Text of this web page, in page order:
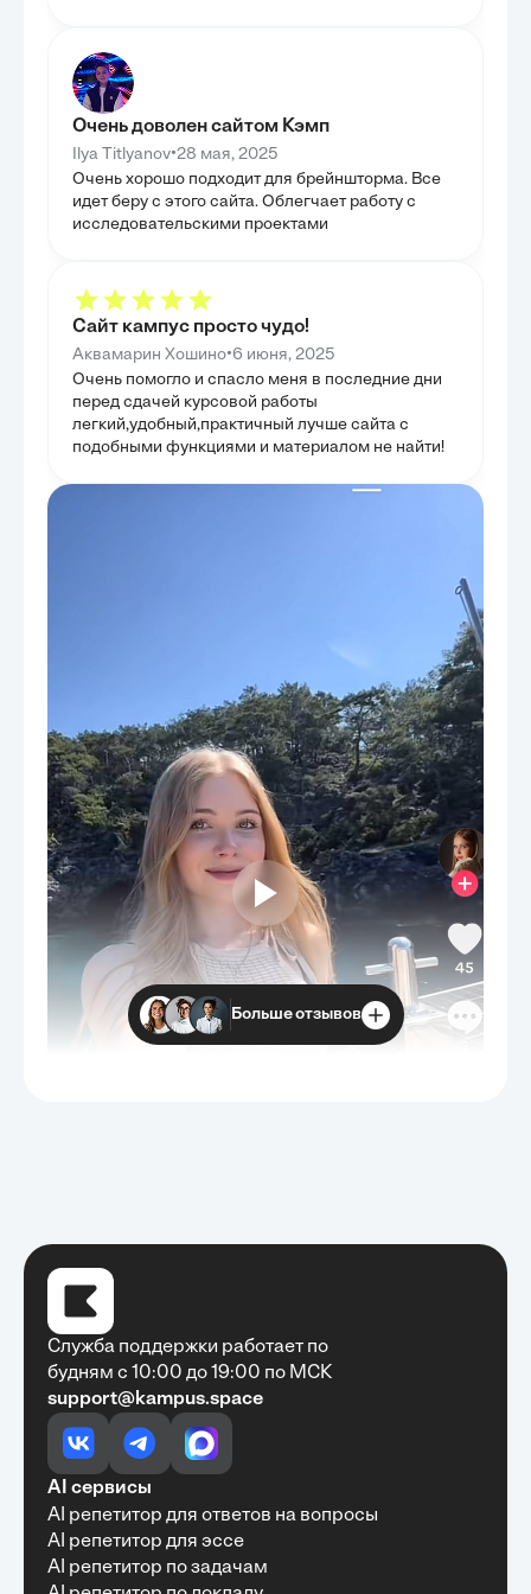
статистики животноводства, что позволило оценить
реальную эффективность изученных методов. Был
рассмотрен статистический учет и отчетность в
современных животноводческих хозяйствах,
демонстрируя, как первичные данные собираются и
обрабатываются. Мы проанализировали динамику
поголовья и продуктивности на примере
российских предприятий, что дало возможность
увидеть конкретные кейсы и выявить типовые
проблемы и успехи. Особое внимание было
для оптимизации кормовых рационов и
показать, как статистические данные
трансформируются в управленческие решения,
направленные на повышение рентабельности и
устойчивости животноводческих хозяйств.
Очень доволен сайтом Кэмп
Ilya Titlyanov•28 мая, 2025
Очень хорошо подходит для брейншторма. Все
идет беру с этого сайта. Облегчает работу с
исследовательскими проектами
Сайт кампус просто чудо!
Аквамарин Хошино•6 июня, 2025
Очень помогло и спасло меня в последние дни
перед сдачей курсовой работы
легкий,удобный,практичный лучше сайта с
подобными функциями и материалом не найти!
Очень быстро, недорого, качественно,
доступно
Алексей Антонов•27 мая, 2025
Обучение с Кампус Хаб — очень экономит
полезной информации. Рекомендую ...
Больше отзывов
Служба поддержки работает по
будням с 10:00 до 19:00 по МСК
support@kampus.space
AI сервисы
AI репетитор для ответов на вопросы
AI репетитор для эссе
AI репетитор по задачам